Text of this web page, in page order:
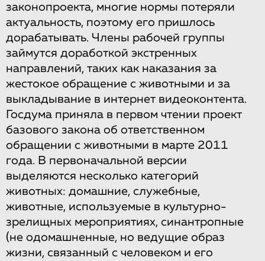
законопроекта, многие​ ​нормы​ ​потеряли​ ​
актуальность,​ ​поэтому​ ​его​ ​пришлось​ ​
дорабатывать.​ ​Члены рабочей​ ​группы​ ​
займутся​ ​доработкой​ ​экстренных​ ​
направлений,​ ​таких​ ​как​ ​наказания​ ​за
жестокое​ ​обращение​ ​с​ ​животными​ ​и​ ​за​ ​
выкладывание​ ​в​ ​интернет​ ​видеоконтента.
Госдума​ ​приняла​ ​в​ ​первом​ ​чтении​ ​проект​ ​
базового​ ​закона​ ​об​ ​ответственном
обращении​ ​с​ ​животными​ ​в​ ​марте​ ​2011​ ​
года.​ ​В​ ​первоначальной​ ​версии​ ​
выделяются несколько​ ​категорий​ ​
животных:​ ​домашние,​ ​служебные,​ ​
животные,​ ​используемые​ ​в культурно-​
зрелищных​ ​мероприятиях,​ ​синантропные​ ​
(не​ ​одомашненные,​ ​но​ ​ведущие образ​ ​
жизни,​ ​связанный​ ​с​ ​человеком​ ​и​ ​его​ ​